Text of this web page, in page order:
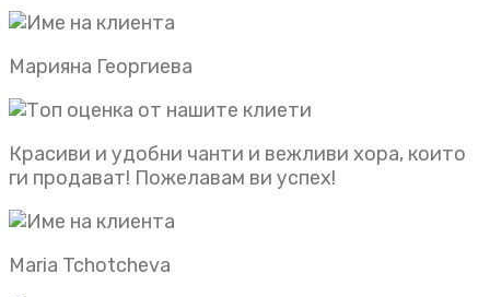
Марияна Георгиева
Красиви и удобни чанти и вежливи хора, които
ги продават! Пожелавам ви успех!
Maria Tchotcheva